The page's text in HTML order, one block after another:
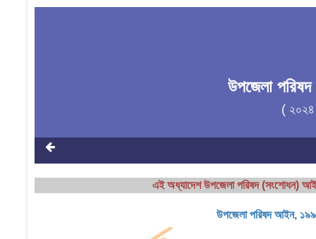
উপজেলা
( ২০২৪
এই অধ্যাদেশ উপজেলা পরিষদ (সংশোধন)
উপজেলা পরিষদ আইন,